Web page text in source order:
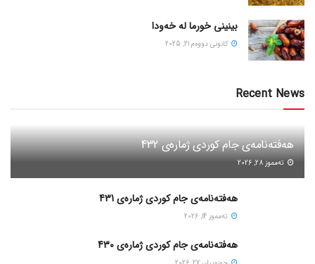
بینینی خورما لە خەودا
كانونی دووه‌م 21, 2025
Recent News
هەفتەنامەی جام کوردی ژمارەی 432
ته‌مموز 28, 2026
هەفتەنامەی جام کوردی ژمارەی 431
ته‌مموز 14, 2026
هەفتەنامەی جام کوردی ژمارەی 430